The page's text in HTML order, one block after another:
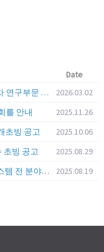
Date
[한국과학기술연구원(KIST)] 2026년도 제1차 연구부문 공개채용 안내
2026.03.02
를 안내
2025.11.26
초빙 공고
2025.10.06
초빙 공고
2025.08.29
연세대학교 첨단융합공학부 "모빌리티 시스템 전 분야" 전임교원 특별채용 (2026년 9월 1일자 임용 예정)
2025.08.19